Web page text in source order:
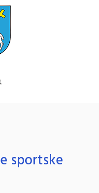
sportske